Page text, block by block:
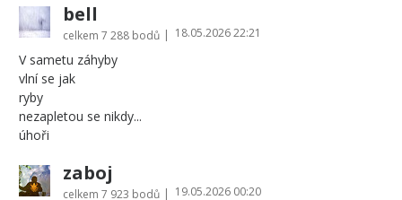
bell
celkem 7 288 bodů | 18.05.2026 22:21
V sametu záhyby
vlní se jak
ryby
nezapletou se nikdy...
úhoři
zaboj
celkem 7 923 bodů | 19.05.2026 00:20